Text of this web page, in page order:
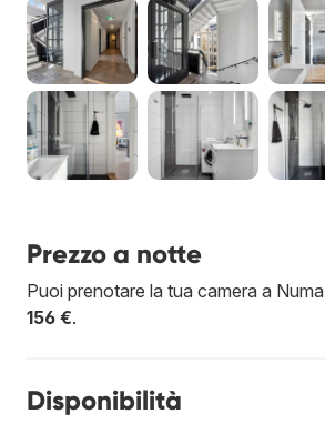
Prezzo a notte
Puoi prenotare la tua camera a
156 €.
Disponibilità